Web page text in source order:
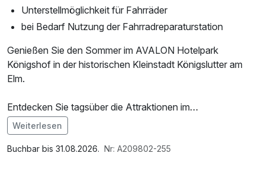
Unterstellmöglichkeit für Fahrräder
bei Bedarf Nutzung der Fahrradreparaturstation
Genießen Sie den Sommer im AVALON Hotelpark
Königshof in der historischen Kleinstadt Königslutter am
Elm.
Entdecken Sie tagsüber die Attraktionen im
Braunschweiger Land wie z. B. die erlebnisreiche
AUTOSTADT der Volkswagen AG in Wolfsburg (*eigene
An-/Abfahrt ~ ca. 22 km), das Wissenschaftsmuseum
Im Angebot enthalten
Saunatuch, Parkplatz, W-LAN Nutzung / Internetnutzung
Weiterlesen
Buchbar bis 31.08.2026. Nr: A209802-255